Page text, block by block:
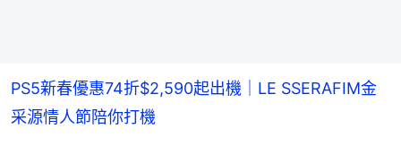
PS5新春優惠74折$2,590起出機｜LE SSERAFIM金
采源情人節陪你打機